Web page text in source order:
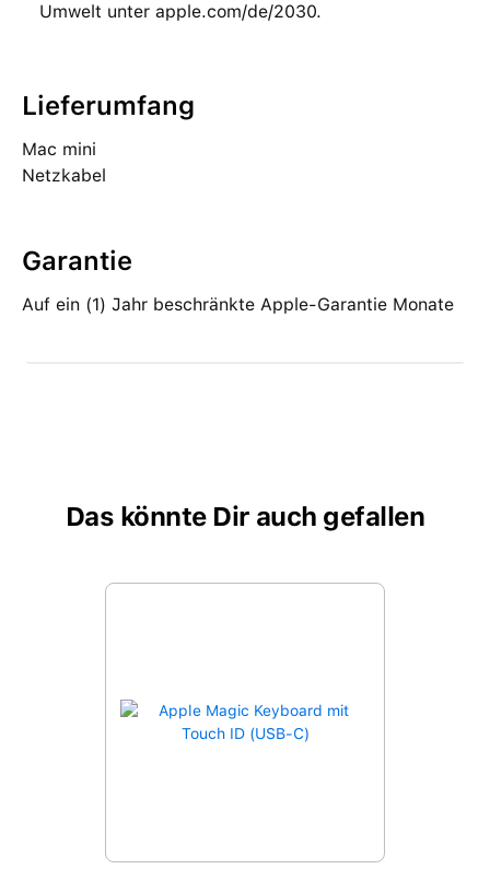
Umwelt unter apple.com/de/2030.
Lieferumfang
Mac mini
Netzkabel
Garantie
Auf ein (1) Jahr beschränkte Apple-Garantie Monate
Das könnte Dir auch gefallen
Produktgalerie überspringen